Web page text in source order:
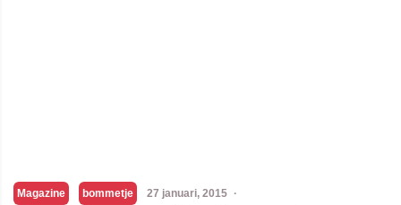
Magazine bommetje 27 januari, 2015